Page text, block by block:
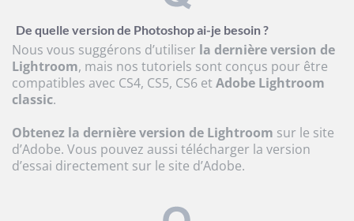
De quelle version de Photoshop ai-je besoin ?
Nous vous suggérons d’utiliser la dernière version de
Lightroom, mais nos tutoriels sont conçus pour être
compatibles avec CS4, CS5, CS6 etAdobe Lightroom
classic.
Obtenez la dernière version de Lightroom sur le site
d’Adobe. Vous pouvez aussi télécharger la version
d’essai directement sur le site d’Adobe.